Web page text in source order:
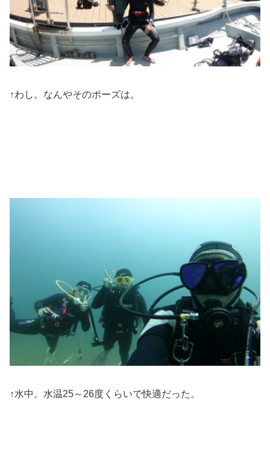
↑わし。なんやそのポーズは。
↑水中。水温25～26度くらいで快適だった。